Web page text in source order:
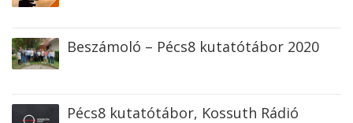
Beszámoló – Pécs8 kutatótábor 2020
Pécs8 kutatótábor, Kossuth Rádió